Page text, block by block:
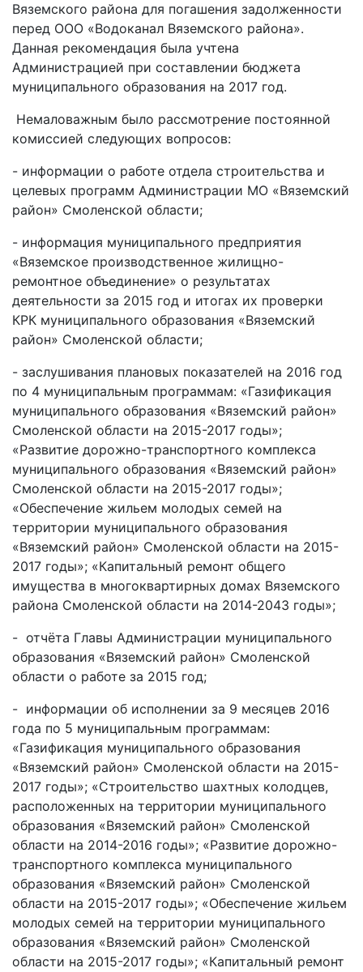
Вяземского района для погашения задолженности
перед ООО «Водоканал Вяземского района».
Данная рекомендация была учтена
Администрацией при составлении бюджета
муниципального образования на 2017 год.
Немаловажным было рассмотрение постоянной
комиссией следующих вопросов:
- информации о работе отдела строительства и
целевых программ Администрации МО «Вяземский
район» Смоленской области;
- информация муниципального предприятия
«Вяземское производственное жилищно-
ремонтное объединение» о результатах
деятельности за 2015 год и итогах их проверки
КРК муниципального образования «Вяземский
район» Смоленской области;
- заслушивания плановых показателей на 2016 год
по 4 муниципальным программам: «Газификация
муниципального образования «Вяземский район»
Смоленской области на 2015-2017 годы»;
«Развитие дорожно-транспортного комплекса
муниципального образования «Вяземский район»
Смоленской области на 2015-2017 годы»;
«Обеспечение жильем молодых семей на
территории муниципального образования
«Вяземский район» Смоленской области на 2015-
2017 годы»; «Капитальный ремонт общего
имущества в многоквартирных домах Вяземского
района Смоленской области на 2014-2043 годы»;
- отчёта Главы Администрации муниципального
образования «Вяземский район» Смоленской
области о работе за 2015 год;
- информации об исполнении за 9 месяцев 2016
года по 5 муниципальным программам:
«Газификация муниципального образования
«Вяземский район» Смоленской области на 2015-
2017 годы»; «Строительство шахтных колодцев,
расположенных на территории муниципального
образования «Вяземский район» Смоленской
области на 2014-2016 годы»; «Развитие дорожно-
транспортного комплекса муниципального
образования «Вяземский район» Смоленской
области на 2015-2017 годы»; «Обеспечение жильем
молодых семей на территории муниципального
образования «Вяземский район» Смоленской
области на 2015-2017 годы»; «Капитальный ремонт